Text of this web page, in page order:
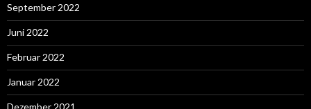
September 2022
Juni 2022
Februar 2022
Januar 2022
Dezember 2021